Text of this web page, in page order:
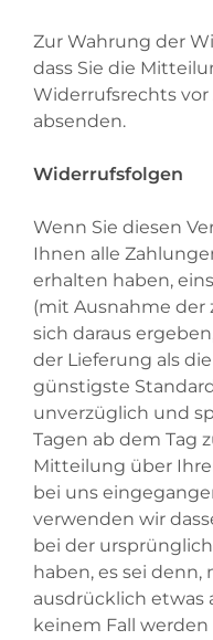
Zur Wahrung der
dass Sie die
Widerrufsrechts
absenden.
Widerrufsfolgen
Wenn Sie diesen
Ihnen alle
erhalten haben,
(mit Ausnahme der
sich daraus
der Lieferung als
günstigste
unverzüglich und
Tagen ab dem Tag
Mitteilung über
bei uns
verwenden wir
bei der
haben, es sei
ausdrücklich etwas
keinem Fall